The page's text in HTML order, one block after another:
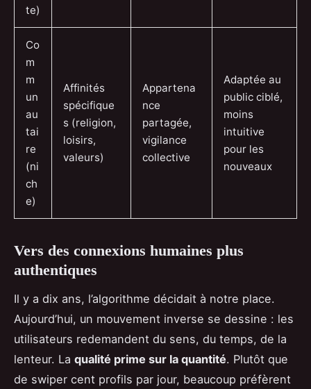
te)
Co
m
m
un
au
tai
re
(ni
ch
e)
Affinités
spécifique
s (religion,
loisirs,
valeurs)
Appartena
nce
partagée,
vigilance
collective
Adaptée au
public ciblé,
moins
intuitive
pour les
nouveaux
Vers des connexions humaines plus
authentiques
Il y a dix ans, l’algorithme décidait à notre place.
Aujourd’hui, un mouvement inverse se dessine : les
utilisateurs redemandent du sens, du temps, de la
lenteur. La qualité prime sur la quantité. Plutôt que
de swiper cent profils par jour, beaucoup préfèrent